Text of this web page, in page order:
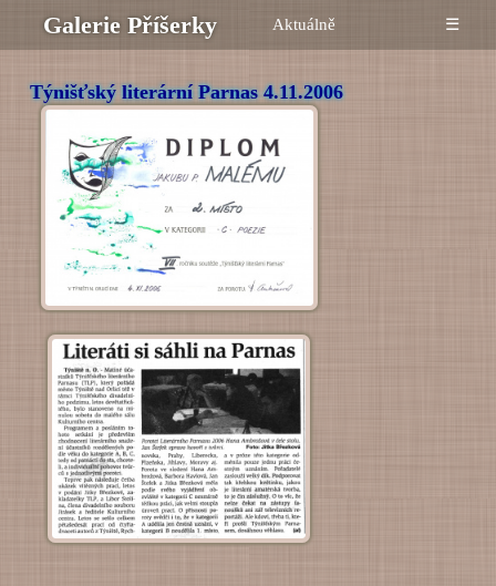
Galerie Příšerky Aktuálně ☰
Týnišťský literární Parnas 4.11.2006